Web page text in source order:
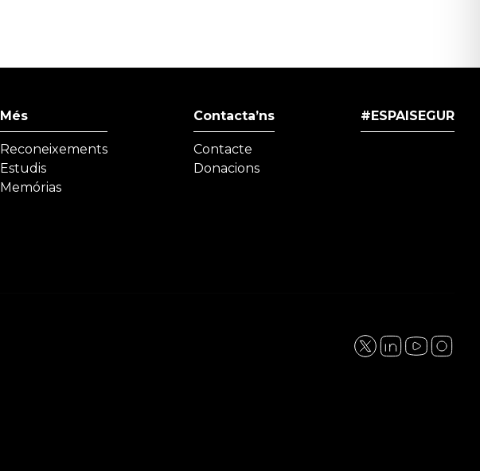
Més
Reconeixements
Estudis
Memórias
Contacta’ns
Contacte
Donacions
#ESPAISEGUR